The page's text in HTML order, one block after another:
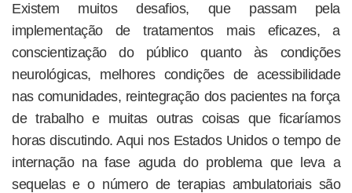
Existem muitos desafios, que passam pela
implementação de tratamentos mais eficazes, a
conscientização do público quanto às condições
neurológicas, melhores condições de acessibilidade
nas comunidades, reintegração dos pacientes na força
de trabalho e muitas outras coisas que ficaríamos
horas discutindo. Aqui nos Estados Unidos o tempo de
internação na fase aguda do problema que leva a
sequelas e o número de terapias ambulatoriais são